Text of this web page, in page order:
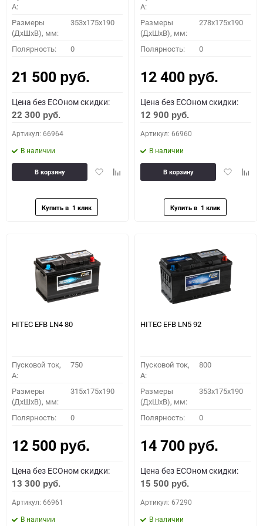
A:
Размеры
(ДхШхВ), мм:
353x175x190
Полярность: 0
21 500 руб.
Цена без ECOном скидки:
22 300 руб.
Артикул: 66964
В наличии
ДобавитьДобавить
В корзину
A:
Размеры
(ДхШхВ), мм:
278x175x190
Полярность: 0
12 400 руб.
Цена без ECOном скидки:
12 900 руб.
Артикул: 66960
В наличии
Добавить
В корзину
HITEC EFB LN4 80
Пусковой ток,
A:
750
Размеры
(ДхШхВ), мм:
315x175x190
Полярность: 0
12 500 руб.
Цена без ECOном скидки:
13 300 руб.
Артикул: 66961
В наличии
HITEC EFB LN5 92
Пусковой ток,
A:
800
Размеры
(ДхШхВ), мм:
353x175x190
Полярность: 0
14 700 руб.
Цена без ECOном скидки:
15 500 руб.
Артикул: 67290
В наличии